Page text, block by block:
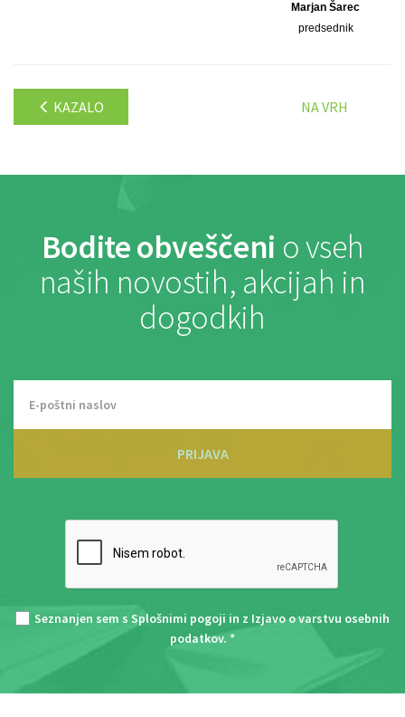
Marjan Šarec
predsednik
KAZALO NA VRH
Bodite obveščeni o vseh
naših novostih, akcijah in
dogodkih
PRIJAVA
Seznanjen sem s Splošnimi pogoji in z Izjavo o varstvu osebnih
podatkov. *